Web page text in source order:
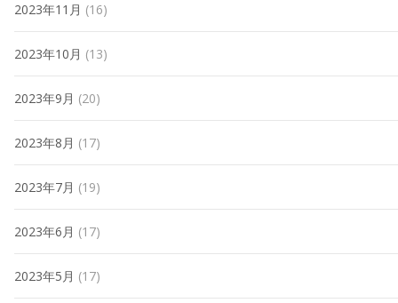
2023年11月 (16)
2023年10月 (13)
2023年9月 (20)
2023年8月 (17)
2023年7月 (19)
2023年6月 (17)
2023年5月 (17)